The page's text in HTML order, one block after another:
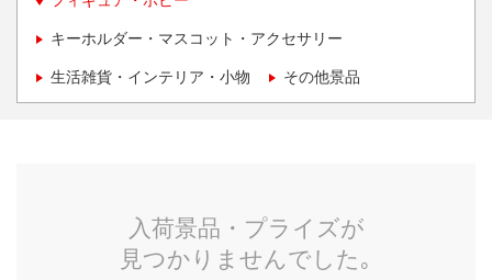
キーホルダー・マスコット・アクセサリー
生活雑貨・インテリア・小物 その他景品